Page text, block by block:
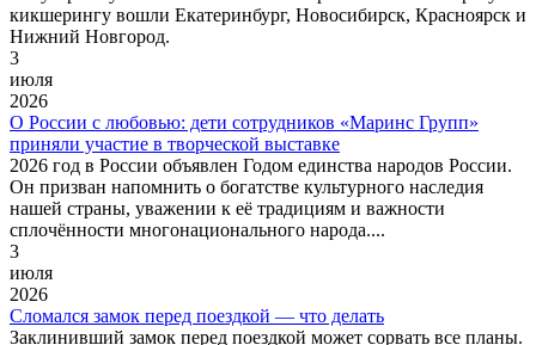
кикшерингу вошли Екатеринбург, Новосибирск, Красноярск и
Нижний Новгород.
3
июля
2026
О России с любовью: дети сотрудников «Маринс Групп»
приняли участие в творческой выставке
2026 год в России объявлен Годом единства народов России.
Он призван напомнить о богатстве культурного наследия
нашей страны, уважении к её традициям и важности
сплочённости многонационального народа....
3
июля
2026
Сломался замок перед поездкой — что делать
Заклинивший замок перед поездкой может сорвать все планы.